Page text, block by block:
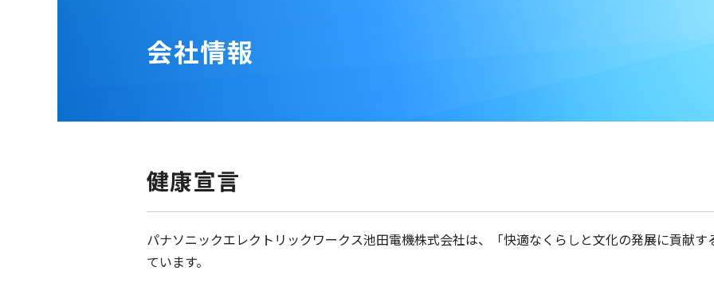
会社情報
健康宣言
パナソニックエレクトリックワークス池田電機株式会社は、「快適なくらしと文化の発展に貢献
ています。